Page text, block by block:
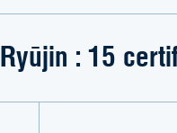
Ryūjin : 15